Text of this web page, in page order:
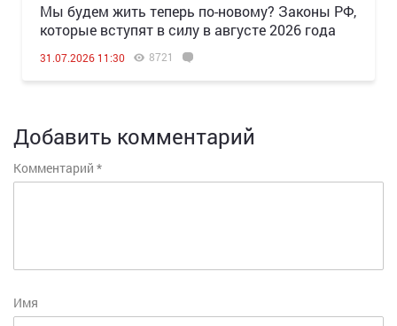
Мы будем жить теперь по-новому? Законы РФ,
которые вступят в силу в августе 2026 года
31.07.2026 11:30 8721
Добавить комментарий
Комментарий *
Имя